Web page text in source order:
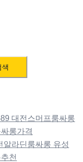
색
대전스머프룸싸롱
롱가격
알라딘룸싸롱 유성
천